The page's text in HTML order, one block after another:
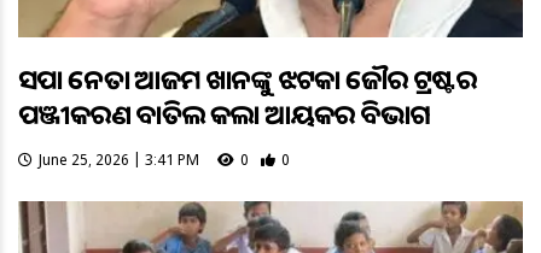
ସପା ନେତା ଆଜମ ଖାନଙ୍କୁ ଝଟକା ଜୌହର ଟ୍ରଷ୍ଟର
ପଞ୍ଜୀକରଣ ବାତିଲ କଲା ଆୟକର ବିଭାଗ
June 25, 2026 | 3:41 PM 0 0